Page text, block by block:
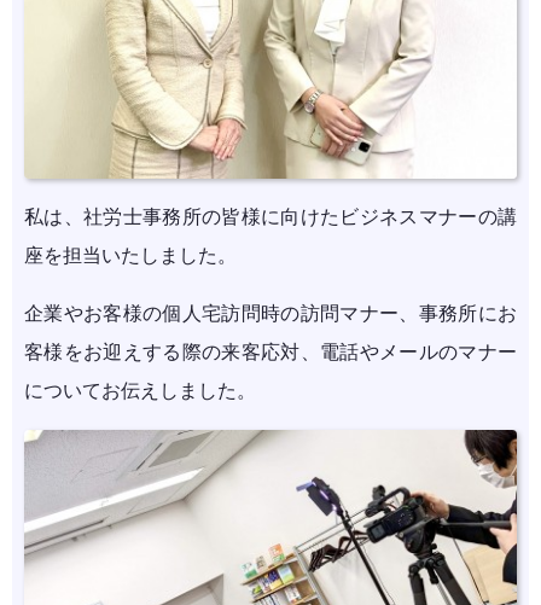
私は、社労士事務所の皆様に向けたビジネスマナーの講
座を担当いたしました。
企業やお客様の個人宅訪問時の訪問マナー、事務所にお
客様をお迎えする際の来客応対、電話やメールのマナー
についてお伝えしました。